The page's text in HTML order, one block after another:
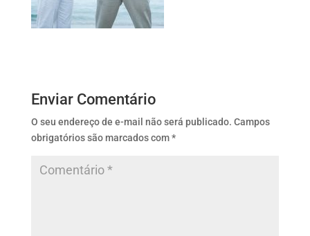
Enviar Comentário
O seu endereço de e-mail não será publicado. Campos
obrigatórios são marcados com*